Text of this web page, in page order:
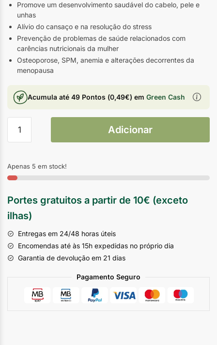
Promove um desenvolvimento saudável do cabelo, pele e
unhas
Alívio do cansaço e na resolução do stress
Prevenção de problemas de saúde relacionados com
carências nutricionais da mulher
Osteoporose, SPM, anemia e alterações decorrentes da
menopausa
Acumula até 49 Pontos (0,49€) em Green Cash
Adicionar
Apenas 5 em stock!
Portes gratuitos a partir de 10€ (exceto
ilhas)
Entregas em 24/48 horas úteis
Encomendas até às 15h expedidas no próprio dia
Garantia de devolução em 21 dias
Pagamento Seguro